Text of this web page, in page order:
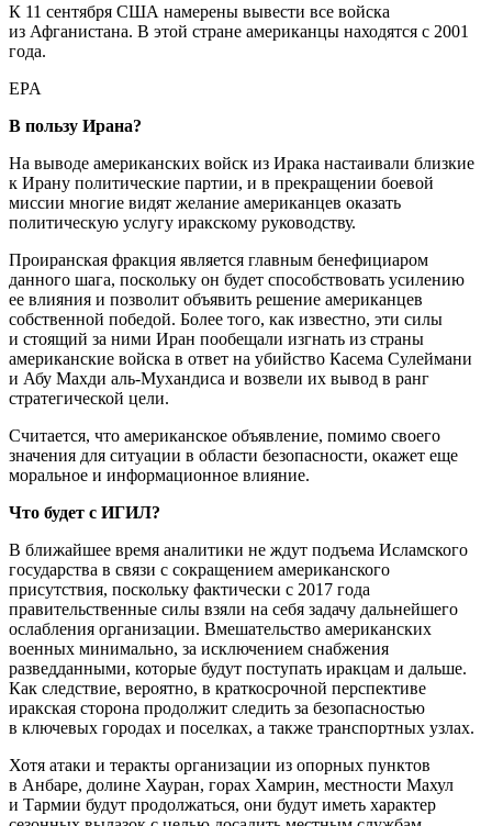
К 11 сентября США намерены вывести все войска
из Афганистана. В этой стране американцы находятся с 2001
года.
EPA
В пользу Ирана?
На выводе американских войск из Ирака настаивали близкие
к Ирану политические партии, и в прекращении боевой
миссии многие видят желание американцев оказать
политическую услугу иракскому руководству.
Проиранская фракция является главным бенефициаром
данного шага, поскольку он будет способствовать усилению
ее влияния и позволит объявить решение американцев
собственной победой. Более того, как известно, эти силы
и стоящий за ними Иран пообещали изгнать из страны
американские войска в ответ на убийство Касема Сулеймани
и Абу Махди аль-Мухандиса и возвели их вывод в ранг
стратегической цели.
Считается, что американское объявление, помимо своего
значения для ситуации в области безопасности, окажет еще
моральное и информационное влияние.
Что будет с ИГИЛ?
В ближайшее время аналитики не ждут подъема Исламского
государства в связи с сокращением американского
присутствия, поскольку фактически с 2017 года
правительственные силы взяли на себя задачу дальнейшего
ослабления организации. Вмешательство американских
военных минимально, за исключением снабжения
разведданными, которые будут поступать иракцам и дальше.
Как следствие, вероятно, в краткосрочной перспективе
иракская сторона продолжит следить за безопасностью
в ключевых городах и поселках, а также транспортных узлах.
Хотя атаки и теракты организации из опорных пунктов
в Анбаре, долине Хауран, горах Хамрин, местности Махул
и Тармии будут продолжаться, они будут иметь характер